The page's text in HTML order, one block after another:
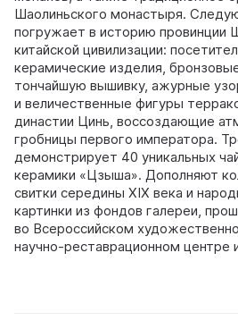
Шаолиньского монастыря.
погружает в историю провинции
китайской цивилизации:
керамические изделия,
тончайшую вышивку, ажурные
и величественные фигуры
династии Цинь, воссоздающие
гробницы первого императора.
демонстрирует 40 уникальных
керамики «Цзыша». Дополняют
свитки середины XIX века и
картинки из фондов галереи,
во Всероссийском
научно‑реставрационном центре